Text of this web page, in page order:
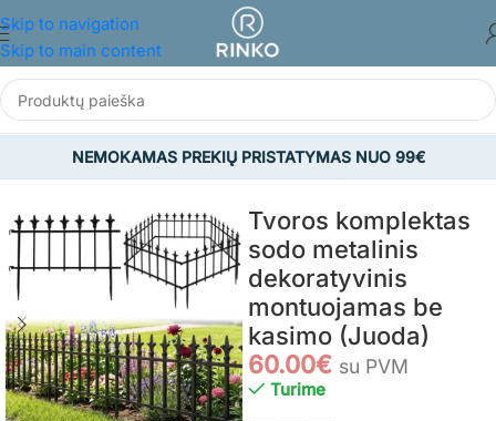
Skip to navigation
Skip to main content
NEMOKAMAS PREKIŲ PRISTATYMAS NUO 99€
SODAS/Viskas sodui/Sodo dekoracijos
Tvoros komplektas
sodo metalinis
dekoratyvinis
montuojamas be
kasimo (Juoda)
60.00€ su PVM
Turime